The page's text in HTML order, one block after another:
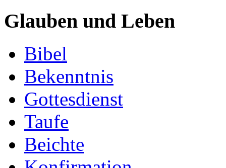
Glauben und Leben
Bibel
Bekenntnis
Gottesdienst
Taufe
Beichte